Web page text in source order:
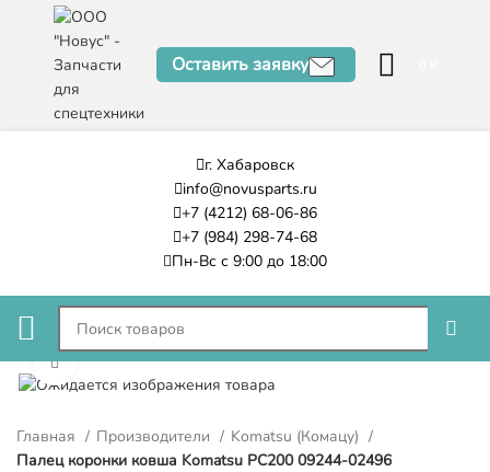
Оставить заявку
г. Хабаровск
info@novusparts.ru
+7 (4212) 68-06-86
+7 (984) 298-74-68
Пн-Вс с 9:00 до 18:00
Нажмите, чтобы увеличить
Главная Производители
Komatsu (Комацу)
Палец коронки ковша Komatsu РС200 09244-02496